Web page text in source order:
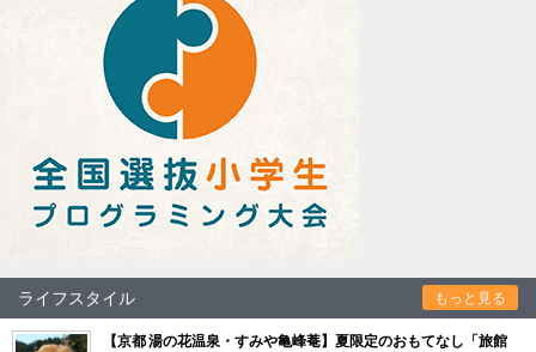
ライフスタイル もっと見る
【京都 湯の花温泉・すみや亀峰菴】夏限定のおもてなし「旅館